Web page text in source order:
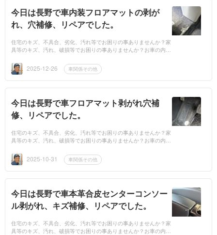
今日は長野で車内装フロアマットの剥が
れ、穴補修、リペアでした。
住宅のキズ、不具合、劣化、汚れ等でお困りの事ありませんか？家
具等のキズ、汚れ、破損等でお困りの事ありませんか？お車の内装
したら、業者...
2025-12-26 車関係その他
今日は長野で車フロアマット剥がれ穴補
修、リペアでした。
住宅のキズ、不具合、劣化、汚れ等でお困りの事ありませんか？家
具等のキズ、汚れ、破損等でお困りの事ありませんか？お車の内装
したら、業者...
2025-10-31 車関係その他
今日は長野で車本革合皮センターコンソー
ル剥がれ、キズ補修、リペアでした。
住宅のキズ、不具合、劣化、汚れ等でお困りの事ありませんか？家
具等のキズ、汚れ、破損等でお困りの事ありませんか？お車の内装